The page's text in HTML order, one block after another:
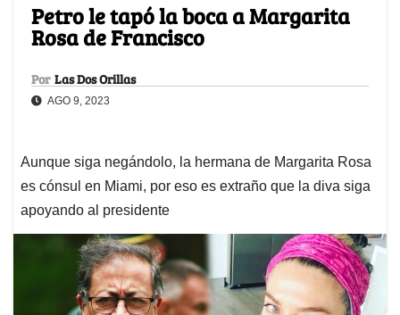
Petro le tapó la boca a Margarita
Rosa de Francisco
Por Las Dos Orillas
AGO 9, 2023
Aunque siga negándolo, la hermana de Margarita Rosa
es cónsul en Miami, por eso es extraño que la diva siga
apoyando al presidente